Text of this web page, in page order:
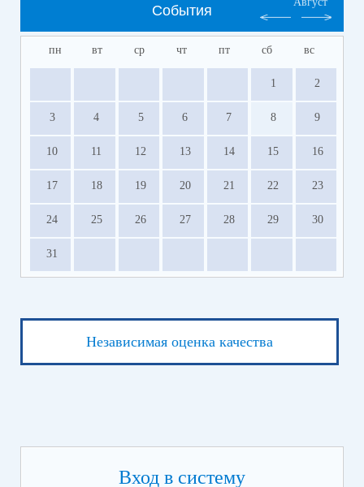
События
пн вт ср чт пт сб вс
1 2
3 4 5 6 7 8 9
10 11 12 13 14 15 16
17 18 19 20 21 22 23
24 25 26 27 28 29 30
31
Независимая оценка качества
Вход в систему